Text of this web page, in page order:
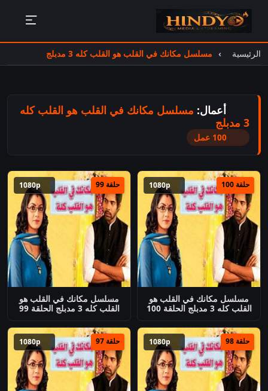
الرئيسية مسلسل مكانك في القلب هو القلب كله 3 مدبلج
أعمال: مسلسل مكانك في القلب هو القلب كله
3 مدبلج
حلقة 100
مسلسل مكانك في القلب هو
القلب كله 3 مدبلج الحلقة 100
حلقة 99
مسلسل مكانك في القلب هو
القلب كله 3 مدبلج الحلقة 99
حلقة 98 حلقة 97